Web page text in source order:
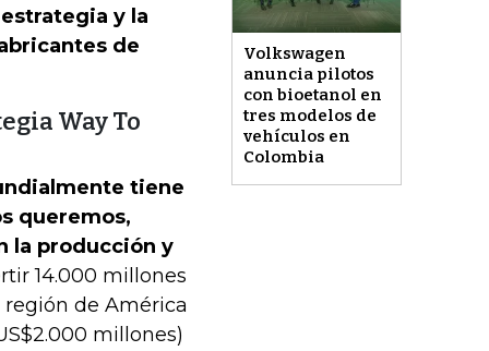
Volkswagen
anuncia pilotos
con bioetanol en
tres modelos de
vehículos en
Colombia
y la
de
Way To
tiene
queremos,
la producción y
14.000 millones
región de América
millones)